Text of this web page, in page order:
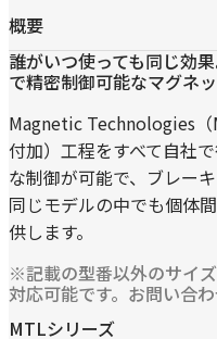
概要
誰がいつ使っても同じ効
で精密制御可能なマグネッ
Magnetic Technologies（
付加）工程をすべて自社
な制御が可能で、ブレー
同じモデルの中でも個体
供します。
※記載の型番以外のサイ
対応可能です。お問い合わ
MTLシリーズ